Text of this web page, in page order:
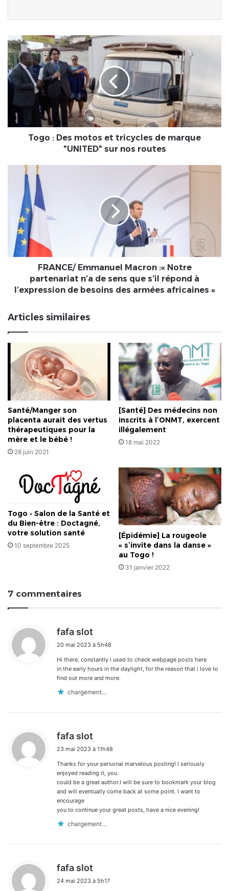
Togo
:
Des
motos
et
de
marque
"UNITED"
Togo : Des motos et tricycles de marque
"UNITED" sur nos routes
FRANCE/
Emmanuel
Macron
Notre
partenariat
sens
répond
de
besoins
des
armées
africaines
FRANCE/ Emmanuel Macron :« Notre
partenariat n’a de sens que s’il répond à
l’expression de besoins des armées africaines »
Articles similaires
Santé/Manger son
placenta aurait des vertus
thérapeutiques pour la
mère et le bébé !
28 juin 2021
[Santé] Des médecins non
inscrits à l’ONMT, exercent
illégalement
18 mai 2022
Togo • Salon de la Santé et
du Bien-être : Doctagné,
votre solution santé
10 septembre 2025
[Épidémie] La rougeole
« s’invite dans la danse »
au Togo !
31 janvier 2022
7 commentaires
fafa slot
t
:
20 mai 2023 à 5h48
Hi there, constantly i used to check webpage posts here
in the early hours in the daylight, for the reason that i love to
find out more and more.
chargement…
fafa slot
t
:
23 mai 2023 à 11h48
Thanks for your personal marvelous posting! I seriously
enjoyed reading it, you
could be a great author.I will be sure to bookmark your blog
and will eventually come back at some point. I want to
encourage
you to continue your great posts, have a nice evening!
chargement…
fafa slot
t
24 mai 2023 à 5h17